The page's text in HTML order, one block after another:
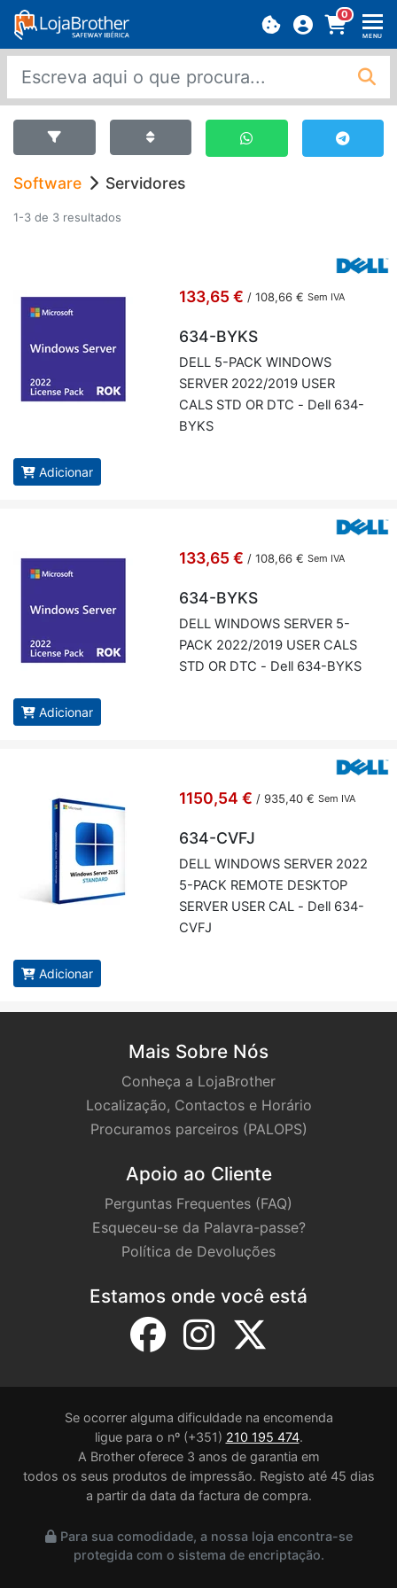
0
MENU
Software Servidores
1-3 de 3 resultados
133,65 € / 108,66 € Sem IVA
634-BYKS
DELL 5-PACK WIN­DOWS
SERVER 2022/2019 USER
CALS STD OR DTC - Dell 634-
BYKS
Adicionar
133,65 € / 108,66 € Sem IVA
634-BYKS
DELL WIN­DOWS SERVER 5-
PACK 2022/2019 USER CALS
STD OR DTC - Dell 634-BYKS
Adicionar
1150,54 € / 935,40 € Sem IVA
634-CVFJ
DELL WIN­DOWS SERVER 2022
5-PACK RE­MOTE DESKTOP
SERVER USER CAL - Dell 634-
CVFJ
Adicionar
Mais Sobre Nós
Conheça a LojaBrother
Localização, Contactos e Horário
Procuramos parceiros (PALOPS)
Apoio ao Cliente
Perguntas Frequentes (FAQ)
Esqueceu-se da Palavra-passe?
Política de Devoluções
Estamos onde você está
Se ocorrer alguma dificuldade na encomenda
ligue para o nº (+351) 210 195 474.
A Brother oferece 3 anos de garantia em
todos os seus produtos de impressão. Registo até 45 dias
a partir da data da factura de compra.
Para sua comodidade, a nossa loja encontra-se
protegida com o sistema de encriptação.